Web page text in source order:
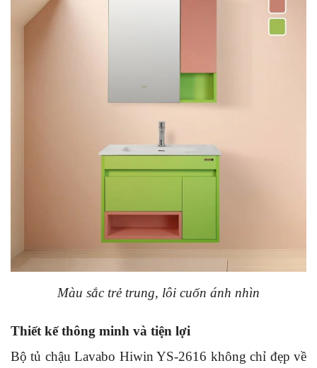
Màu sắc trẻ trung, lôi cuốn ánh nhìn
Thiết kế thông minh và tiện lợi
Bộ tủ chậu Lavabo Hiwin YS-2616 không chỉ đẹp về